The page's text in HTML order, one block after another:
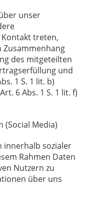
unser
treten,
Zusammenhang
des mitgeteilten
und
1 S. 1 lit. b)
6 Abs. 1 S. 1 lit. f)
(Social Media)
innerhalb sozialer
Rahmen Daten
Nutzern zu
über uns